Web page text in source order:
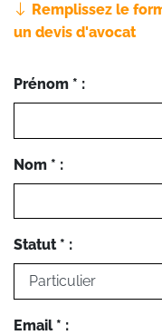
Remplissez le
un devis d'avocat
Prénom * :
Nom * :
Statut * :
Email * :